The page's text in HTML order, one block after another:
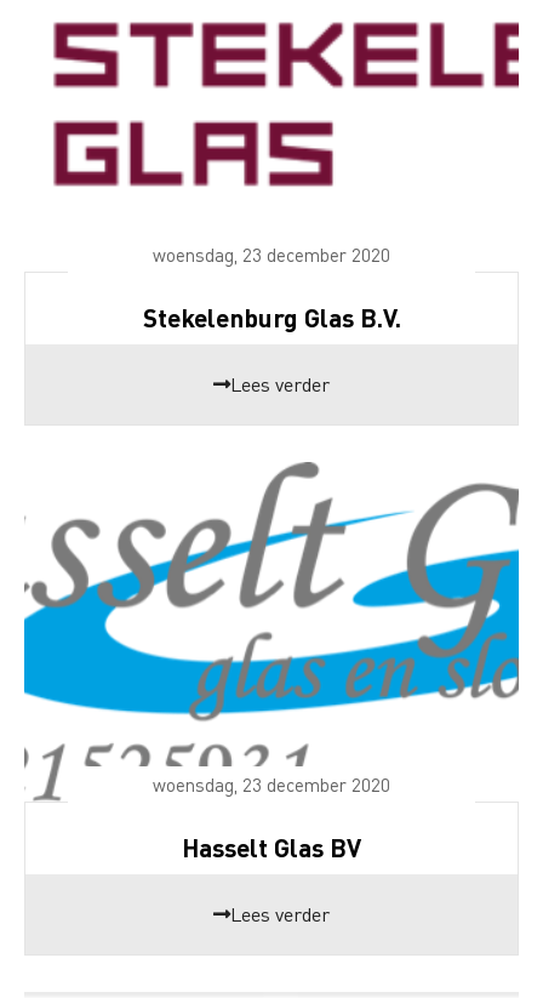
woensdag, 23 december 2020
Stekelenburg Glas B.V.
Lees verder
woensdag, 23 december 2020
Hasselt Glas BV
Lees verder